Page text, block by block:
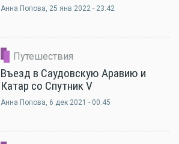
Анна Попова, 25 янв 2022 - 23:42
Путешествия
Въезд в Саудовскую Аравию и
Катар со Спутник V
Анна Попова, 6 дек 2021 - 00:45